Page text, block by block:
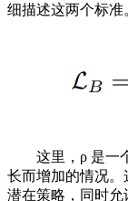
细描述这两个标准
这里，ρ 是一个
长而增加的情况
潜在策略，同时允